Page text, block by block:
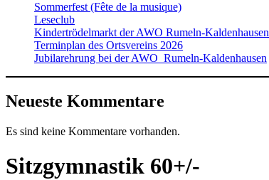
Sommerfest (Fête de la musique)
Leseclub
Kindertrödelmarkt der AWO Rumeln-Kaldenhausen
Terminplan des Ortsvereins 2026
Jubilarehrung bei der AWO Rumeln-Kaldenhausen
Neueste Kommentare
Es sind keine Kommentare vorhanden.
Sitzgymnastik 60+/-